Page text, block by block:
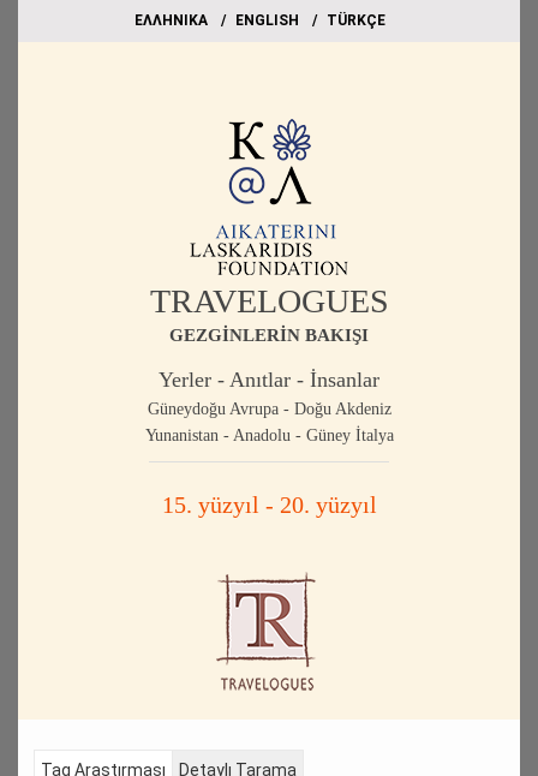
EΛΛΗΝΙΚΑ ΕΝGLISH TÜRKÇE
TRAVELOGUES
GEZGİNLERİN BAKIŞI
Yerler - Anıtlar - İnsanlar
Güneydoğu Avrupa - Doğu Akdeniz
Yunanistan - Anadolu - Güney İtalya
15. yüzyıl - 20. yüzyıl
Tag Araştırması Detaylı Tarama